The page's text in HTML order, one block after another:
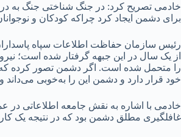
خادمی تصریح کرد: در جنگ شناختی جنگ به
برای دشمن ایجاد کرد چراکه کودکان و
از یک سال در این جبهه گرفتار شده است؛
را متحمل شده است. اگر دشمن تصور کرده که
خود قرار دارد و دشمن این را به‌خوبی
خادمی با اشاره به نقش جامعه اطلاعاتی در
غافلگیری مطلق دشمن بود که در نتیجه یک